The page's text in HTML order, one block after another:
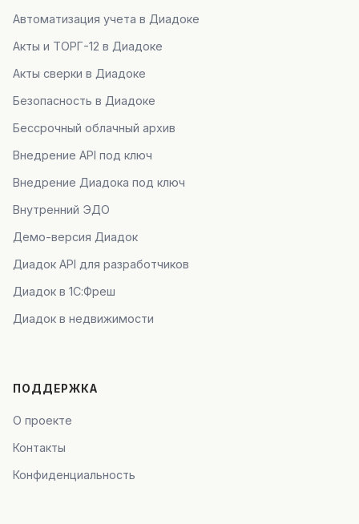
Автоматизация учета в Диадоке
Акты и ТОРГ-12 в Диадоке
Акты сверки в Диадоке
Безопасность в Диадоке
Бессрочный облачный архив
Внедрение API под ключ
Внедрение Диадока под ключ
Внутренний ЭДО
Демо-версия Диадок
Диадок API для разработчиков
Диадок в 1С:Фреш
Диадок в недвижимости
ПОДДЕРЖКА
О проекте
Контакты
Конфиденциальность